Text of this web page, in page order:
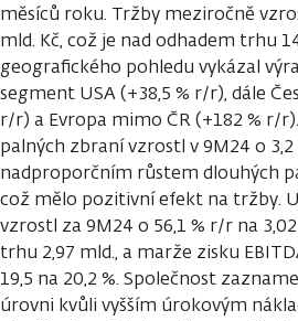
měsíců roku. Tržby meziročně
mld. Kč, což je nad odhadem trhu
geografického pohledu vykázal
segment USA (+38,5 % r/r), dále
r/r) a Evropa mimo ČR (+182 % r/
palných zbraní vzrostl v 9M24 o 3,2
nadproporčním růstem dlouhých
což mělo pozitivní efekt na tržby.
vzrostl za 9M24 o 56,1 % r/r na
trhu 2,97 mld., a marže zisku
19,5 na 20,2 %. Společnost
úrovni kvůli vyšším úrokovým